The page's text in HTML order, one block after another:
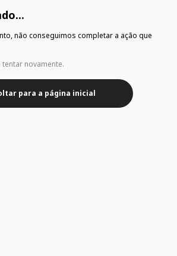
não conseguimos completar a ação que
tentar novamente.
para a página inicial